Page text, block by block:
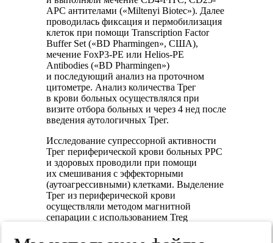
APC антителами («Miltenyi Biotec»). Далее
проводилась фиксация и пермобилизация
клеток при помощи Transcription Factor
Buffer Set («BD Pharmingen», США),
мечение FoxP3-PE или Helios-PE
Antibodies («BD Pharmingen»)
и последующий анализ на проточном
цитометре. Анализ количества Трег
в крови больных осуществлялся при
визите отбора больных и через 4 нед после
введения аутологичных Трег.
Исследование супрессорной активности
Трег периферической крови больных РРС
и здоровых проводили при помощи
их смешивания с эффекторными
(аутоагрессивными) клетками. Выделение
Трег из периферической крови
осуществляли методом магнитной
сепарации с использованием Treg
Biotec»). В качестве эффекторных клеток